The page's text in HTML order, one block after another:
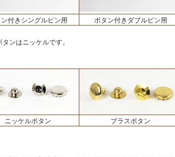
付きシングルピン用 ボタン付きダブルピン用
ンはニッケルです。
ニッケルボタン ブラスボタン